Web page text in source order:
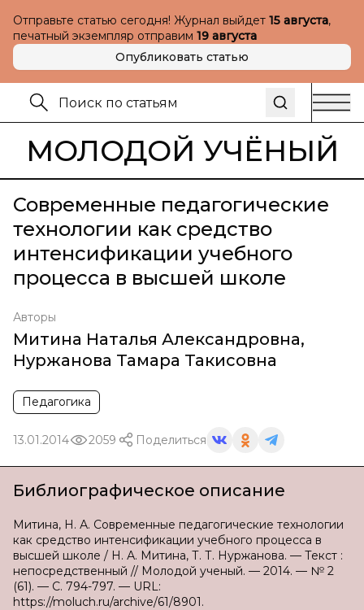
Отправьте статью сегодня! Журнал выйдет 15 августа,
печатный экземпляр отправим 19 августа
Опубликовать статью
МОЛОДОЙ УЧЁНЫЙ
Современные педагогические
технологии как средство
интенсификации учебного
процесса в высшей школе
Авторы
Митина Наталья Александровна,
Нуржанова Тамара Такисовна
Педагогика
13.01.2014 2059 Поделиться
Библиографическое описание
Митина, Н. А. Современные педагогические технологии
как средство интенсификации учебного процесса в
высшей школе / Н. А. Митина, Т. Т. Нуржанова. — Текст :
непосредственный // Молодой ученый. — 2014. — № 2
(61). — С. 794-797. — URL:
https://moluch.ru/archive/61/8901.